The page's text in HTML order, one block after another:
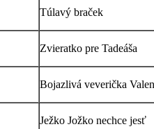
Túlavý braček
Zvieratko pre Tadeáša
Bojazlivá veverička
Ježko Jožko nechce jesť